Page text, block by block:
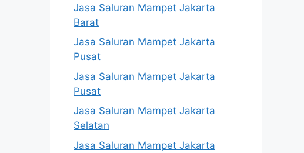
Jasa Saluran Mampet Jakarta
Barat
Jasa Saluran Mampet Jakarta
Pusat
Jasa Saluran Mampet Jakarta
Pusat
Jasa Saluran Mampet Jakarta
Selatan
Jasa Saluran Mampet Jakarta